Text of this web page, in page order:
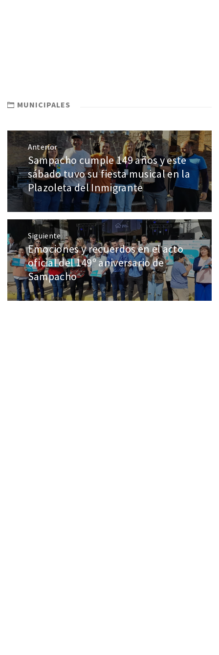
MUNICIPALES
Anterior
Sampacho cumple 149 años y este
sábado tuvo su fiesta musical en la
Plazoleta del Inmigrante
Siguiente
Emociones y recuerdos en el acto
oficial del 149º aniversario de
Sampacho